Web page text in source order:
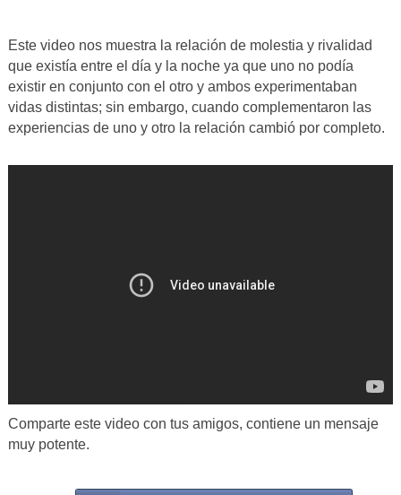
Este video nos muestra la relación de molestia y rivalidad
que existía entre el día y la noche ya que uno no podía
existir en conjunto con el otro y ambos experimentaban
vidas distintas; sin embargo, cuando complementaron las
experiencias de uno y otro la relación cambió por completo.
Comparte este video con tus amigos, contiene un mensaje
muy potente.